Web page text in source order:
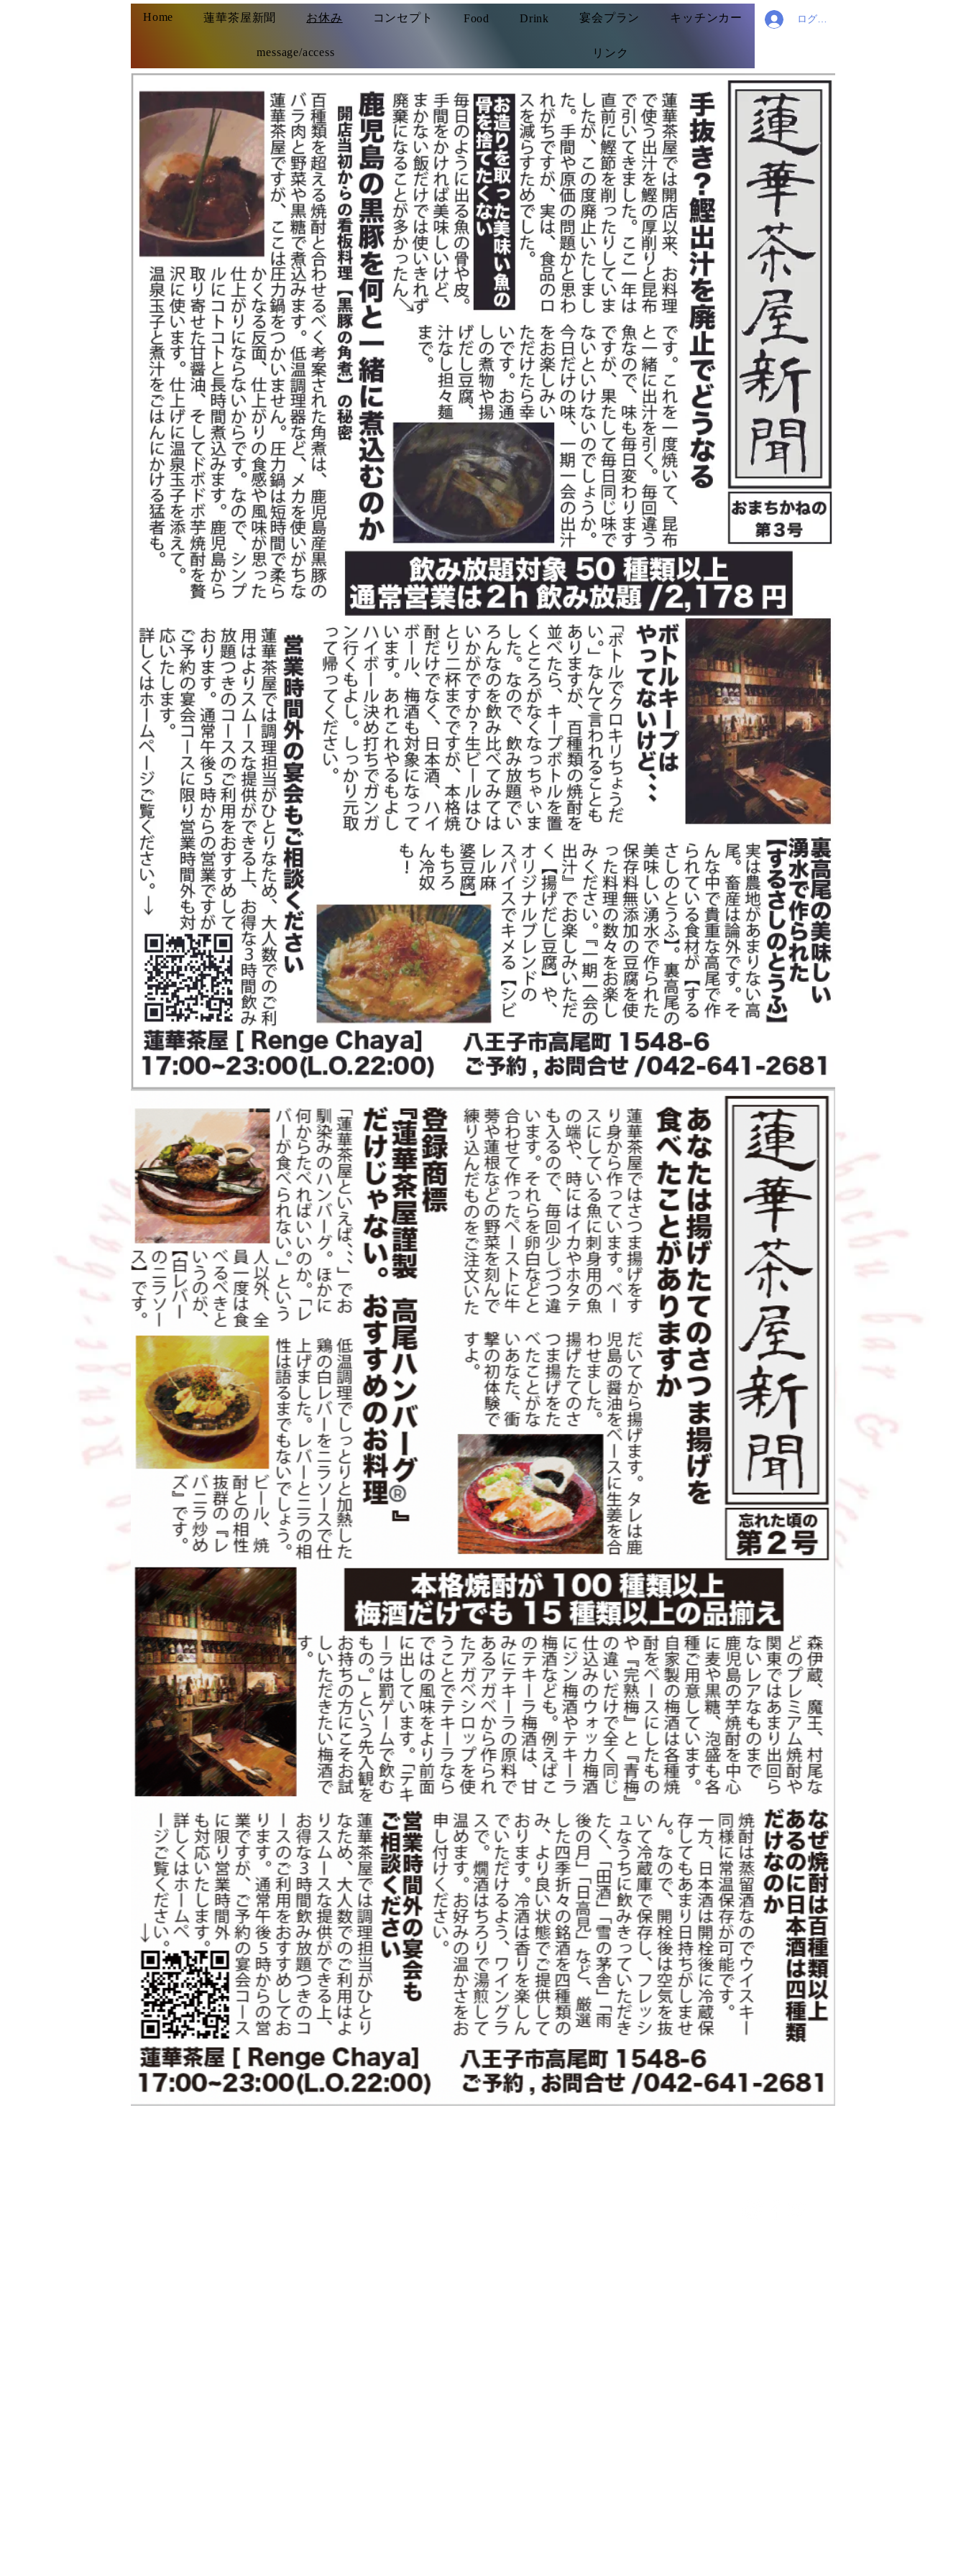
Home 蓮華茶屋新聞 お休み コンセプト Food Drink 宴会プラン キッチンカー
message/access リンク
ログイン